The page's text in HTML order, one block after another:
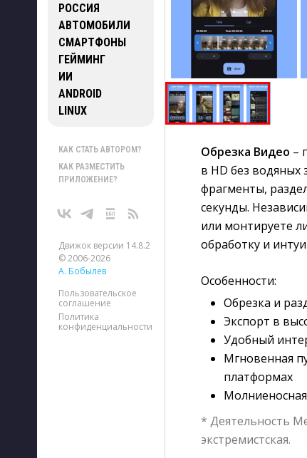
РОССИЯ
АВТОМОБИЛИ
СМАРТФОНЫ
ГЕЙМИНГ
ИИ
ANDROID
LINUX
КАК СТАТЬ АВТОРОМ?
КАК РАЗМЕСТИТЬ
ПРИЛОЖЕНИЕ?
Движок версии 14.8.2
© 2006-2026
А. Бобылев
Пользовательское
соглашение
Политика
конфиденциальности
Обрезка Видео –
в HD без водяных
фрагменты,
секунды.
или монтируете
обработку и
Особенности:
Обрезка и
Экспорт в
Удобный
Мгновенная
платформах
* Деятельность
экстремистская.